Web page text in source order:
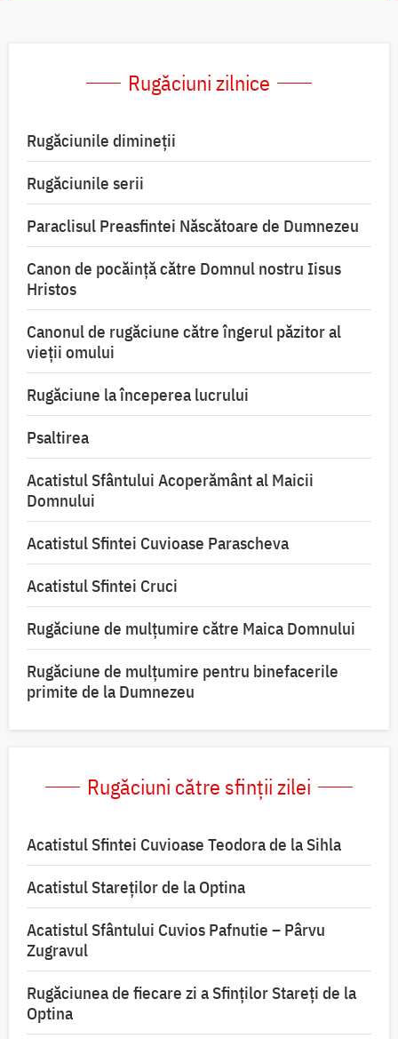
Rugăciuni zilnice
Rugăciunile dimineții
Rugăciunile serii
Paraclisul Preasfintei Născătoare de Dumnezeu
Canon de pocăință către Domnul nostru Iisus
Hristos
Canonul de rugăciune către îngerul păzitor al
vieții omului
Rugăciune la începerea lucrului
Psaltirea
Acatistul Sfântului Acoperământ al Maicii
Domnului
Acatistul Sfintei Cuvioase Parascheva
Acatistul Sfintei Cruci
Rugăciune de mulţumire către Maica Domnului
Rugăciune de mulțumire pentru binefacerile
primite de la Dumnezeu
Rugăciuni către sfinții zilei
Acatistul Sfintei Cuvioase Teodora de la Sihla
Acatistul Stareţilor de la Optina
Acatistul Sfântului Cuvios Pafnutie – Pârvu
Zugravul
Rugăciunea de fiecare zi a Sfinților Stareți de la
Optina